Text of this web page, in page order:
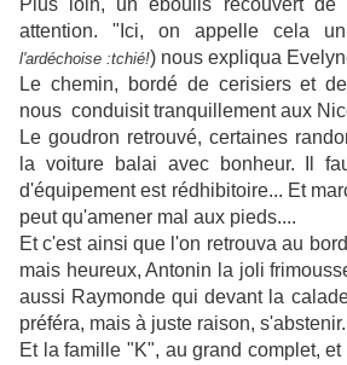
Plus loin, un éboulis recouvert de
attention. "Ici, on appelle cela
l'ardéchoise :tchié!) nous expliqua
Le chemin, bordé de cerisiers et
nous conduisit tranquillement aux
Le goudron retrouvé, certaines
la voiture balai avec bonheur. Il
d'équipement est rédhibitoire... Et
peut qu'amener mal aux pieds....
Et c'est ainsi que l'on retrouva au
mais heureux, Antonin la joli
aussi Raymonde qui devant la
préféra, mais à juste raison, s'abstenir.
Et la famille "K", au grand complet,